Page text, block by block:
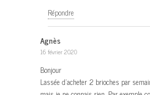
Répondre
Agnès
16 février 2020
Bonjour
Lassée d’acheter 2 brioches par